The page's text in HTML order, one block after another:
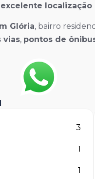
localização
Glória, bairro
vias, pontos de
3
1
1